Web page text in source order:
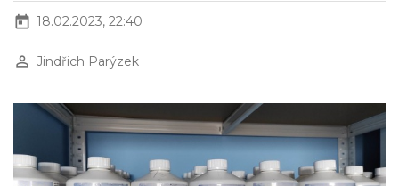
today 18.02.2023, 22:40
perm_identity Jindřich Parýzek